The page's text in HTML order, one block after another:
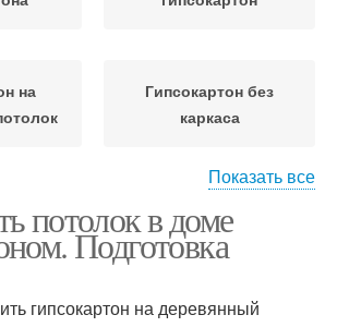
на
Гипсокартон без
каркаса
деревянном доме
Показать все
потолок в доме
Подготовка
гипсокартон на деревянный